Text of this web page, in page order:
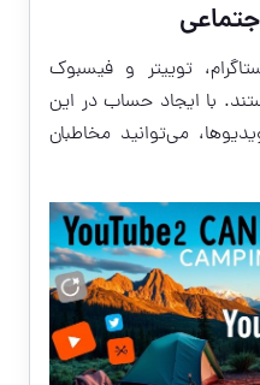
توییتر و فیسبوک
با ایجاد حساب در این
می‌توانید مخاطبان